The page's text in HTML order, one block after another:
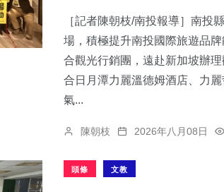
［記者陳朝枝/南投報導］南投
場，積極提升南投國際旅遊品
合觀光行銷團，遠赴新加坡辦
合日月潭力麗溫德姆酒店、力
氣...
陳朝枝 2026年八月08日
頭條 文教